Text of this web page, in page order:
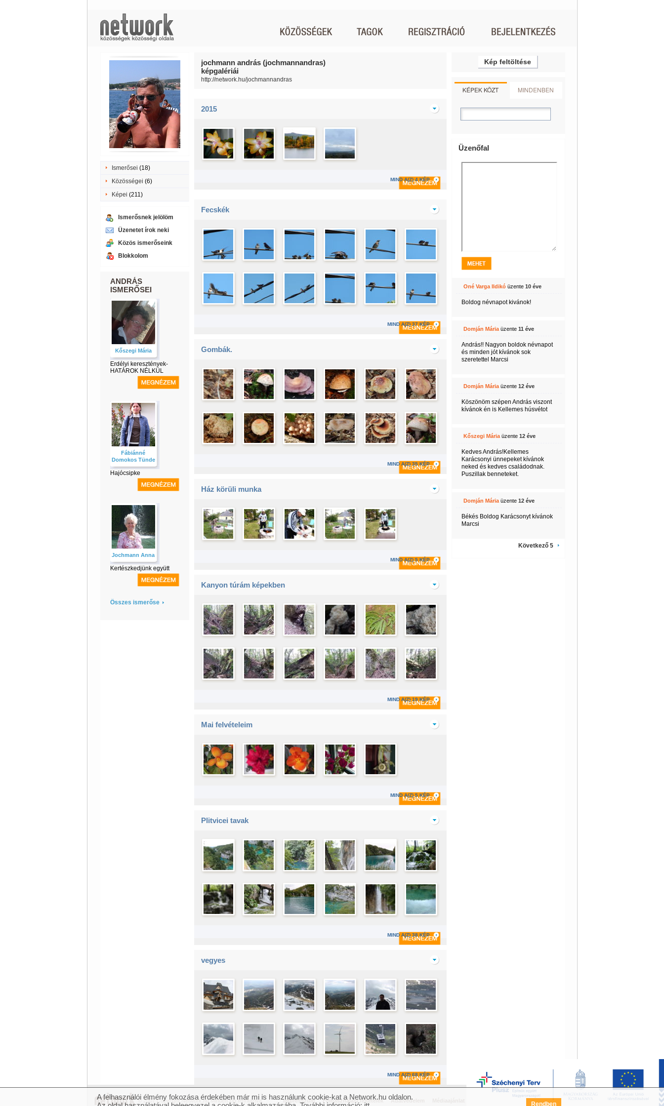
Ismerősei (18)
Közösségei (6)
Képei (211)
Ismerősnek jelölöm
Üzenetet írok neki
Közös ismerőseink
Blokkolom
ANDRÁS
ISMERŐSEI
Kőszegi Mária
Erdélyi keresztények-
HATÁROK NÉLKÜL
Fábiánné
Domokos Tünde
Hajócsipke
Jochmann Anna
Kertészkedjünk együtt
Összes ismerőse
jochmann andrás (jochmannandras)
képgalériái
http://network.hu/jochmannandras
2015
MIND A(Z) 4 KÉP
Fecskék
MIND A(Z) 37 KÉP
Gombák.
MIND A(Z) 35 KÉP
Ház körüli munka
MIND A(Z) 5 KÉP
Kanyon túrám képekben
MIND A(Z) 19 KÉP
Mai felvételeim
MIND A(Z) 5 KÉP
Plitvicei tavak
MIND A(Z) 38 KÉP
vegyes
MIND A(Z) 68 KÉP
Kép feltöltése
KÉPEK KÖZT MINDENBEN
Üzenőfal
Oné Varga Ildikóüzente 10 éve
Boldog névnapot kivánok!
Domján Máriaüzente 11 éve
András!! Nagyon boldok névnapot
és minden jót kívánok sok
szeretettel Marcsi
Domján Máriaüzente 12 éve
Köszönöm szépen András viszont
kívánok én is Kellemes húsvétot
Kőszegi Máriaüzente 12 éve
Kedves András!Kellemes
Karácsonyi ünnepeket kívánok
neked és kedves családodnak.
Puszillak benneteket.
Domján Máriaüzente 12 éve
Békés Boldog Karácsonyt kívánok
Marcsi
Következő 5
© 2007 Copyright Network.hu Minden jog fenntartva. Impresszum Felhasználási feltételek Adatvédelem Széchenyi Terv Pályázat FAQ
A felhasználói élmény fokozása érdekében már mi is használunk cookie-kat a Network.hu oldalon.
Rendben